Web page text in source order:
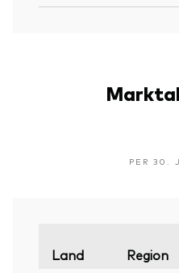
PER 30.
Land Region